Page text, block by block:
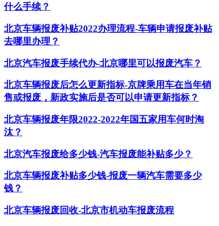
什么手续？
北京车辆报废补贴2022办理流程-车辆申请报废补贴
去哪里办理？
北京汽车报废手续代办-北京哪里可以报废汽车？
北京车辆报废后怎么更新指标-京牌乘用车在当年销
售或报废，新政实施后是否可以申请更新指标？
北京车辆报废年限2022-2022年国五家用车何时淘
汰？
北京汽车报废给多少钱-汽车报废能补贴多少？
北京车辆报废补贴多少钱-报废一辆汽车需要多少
钱？
北京车辆报废回收-北京市机动车报废流程